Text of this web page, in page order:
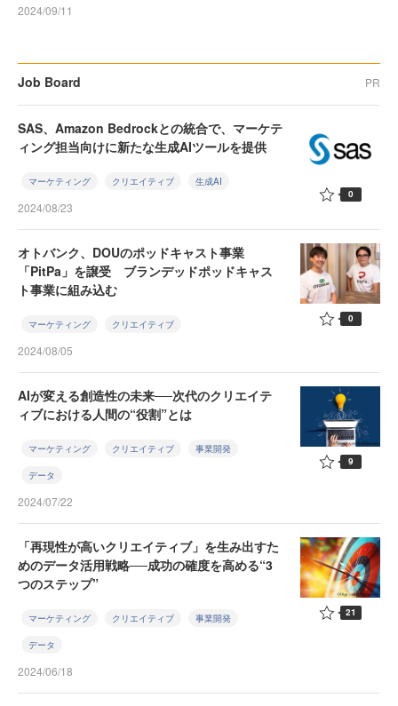
2024/09/11
Job Board PR
SAS、Amazon Bedrockとの統合で、マーケテ
ィング担当向けに新たな生成AIツールを提供
マーケティング クリエイティブ 生成AI
2024/08/23
0
オトバンク、DOUのポッドキャスト事業
「PitPa」を譲受 ブランデッドポッドキャス
ト事業に組み込む
マーケティング クリエイティブ
2024/08/05
0
AIが変える創造性の未来──次代のクリエイテ
ィブにおける人間の“役割”とは
マーケティング クリエイティブ 事業開発
データ
2024/07/22
9
「再現性が高いクリエイティブ」を生み出すた
めのデータ活用戦略──成功の確度を高める“3
つのステップ”
マーケティング クリエイティブ 事業開発
データ
2024/06/18
21